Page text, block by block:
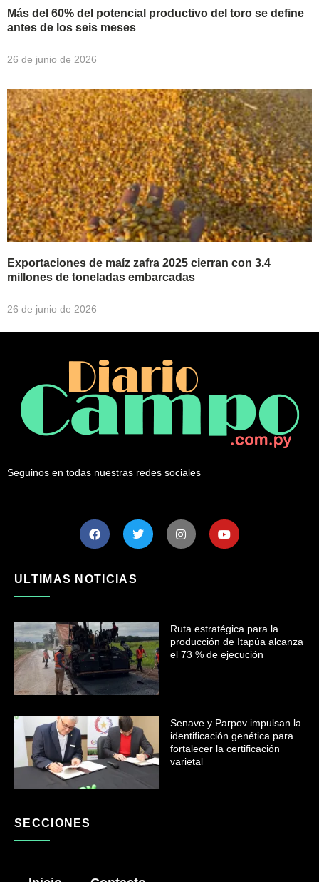
Más del 60% del potencial productivo del toro se define
antes de los seis meses
26 de junio de 2026
Exportaciones de maíz zafra 2025 cierran con 3.4
millones de toneladas embarcadas
26 de junio de 2026
Seguinos en todas nuestras redes sociales
ULTIMAS NOTICIAS
Ruta estratégica para la
producción de Itapúa alcanza
el 73 % de ejecución
Senave y Parpov impulsan la
identificación genética para
fortalecer la certificación
varietal
SECCIONES